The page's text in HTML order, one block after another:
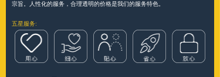
宗旨。人性化的服务，合理透明的价格是我们的服务特色。
五星服务: